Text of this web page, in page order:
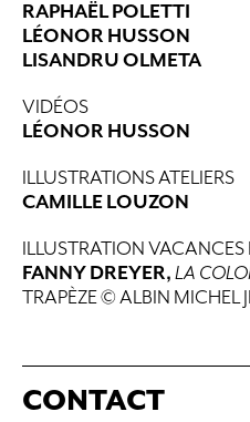
RAPHAËL POLETTI
LÉONOR HUSSON
LISANDRU OLMETA
VIDÉOS
LÉONOR HUSSON
ILLUSTRATIONS ATELIERS
CAMILLE LOUZON
ILLUSTRATION VACANCES
FANNY DREYER, LA
TRAPÈZE © ALBIN MICHEL
CONTACT